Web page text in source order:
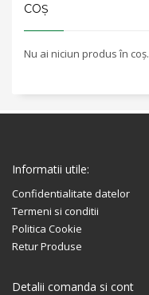
COȘ
Nu ai niciun produs în coș.
Informatii utile:
Confidentialitate datelor
Termeni si conditii
Politica Cookie
Retur Produse
Detalii comanda si cont